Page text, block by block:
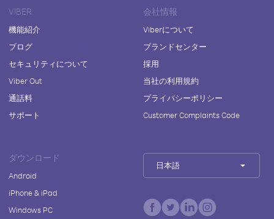
VIBER
機能紹介
ブログ
セキュリティについて
Viber Out
通話料
サポート
会社情報
Viberについて
ブランドセンター
採用
当社の利用規約
プライバシーポリシー
Customer Complaints Code
ダウンロード
Android
iPhone & iPad
Windows PC
日本語